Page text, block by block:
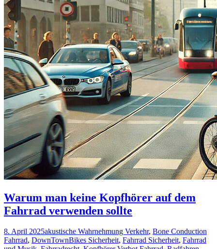
Warum man keine Kopfhörer auf dem
Fahrrad verwenden sollte
8. April 2025akustische Wahrnehmung Verkehr, Bone Conduction
Fahrrad, DownTownBikes Sicherheit, Fahrrad Sicherheit, Fahrrad